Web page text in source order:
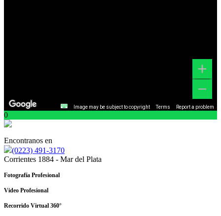
Image may be subject to copyright Terms Report a problem
0
Encontranos en
(0223) 491-3170
Corrientes 1884 - Mar del Plata
Fotografía Profesional
Video Profesional
Recorrido Virtual 360°